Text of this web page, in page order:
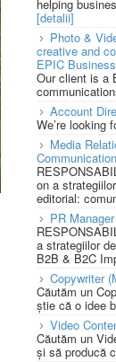
helping
[detalii]
Photo &
creative and
EPIC
Our client is a
Account
We’re looking
Media
on a
editorial:
PR
a strategiilor
B2B & B2C
Copywriter
Căutăm un
știe că o idee
Video
Căutăm un
și să producă